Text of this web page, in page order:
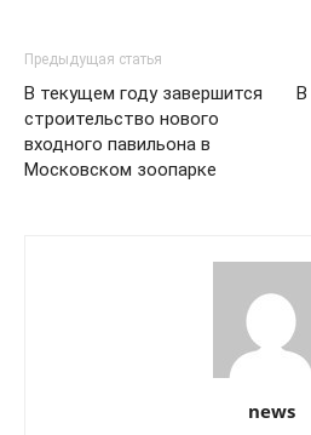
Предыдущая статья
В текущем году завершится
строительство нового
входного павильона в
Московском зоопарке
В
news